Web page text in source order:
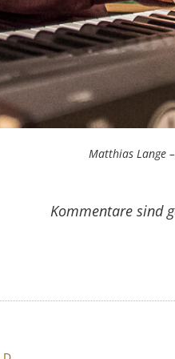
Matthias Lange
Kommentare sind